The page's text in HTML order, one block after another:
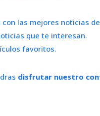
con las mejores noticias
que te interesan.
favoritos.
disfrutar nuestro